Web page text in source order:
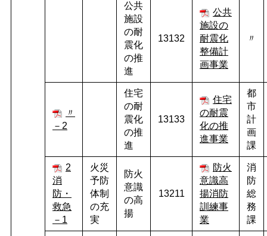
公共
施設
の耐
震化
の推
進
13132
公共
施設の
耐震化
整備計
画事業
〃
〃
－2
住宅
の耐
震化
の推
進
13133
住宅
の耐震
化の推
進事業
都
市
計
画
課
2
消
防・
救急
－1
火災
予防
体制
の充
実
防火
意識
の高
揚
13211
防火
意識高
揚消防
訓練事
業
消
防
総
務
課